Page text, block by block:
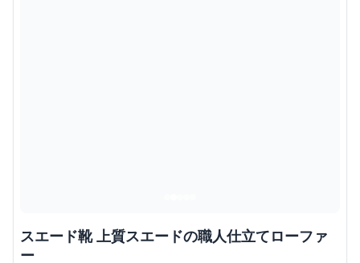
スエード靴 上質スエードの職人仕立てローファ
ー